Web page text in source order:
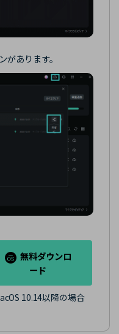
があります。
無料ダウンロ
ード
10.14以降の場合